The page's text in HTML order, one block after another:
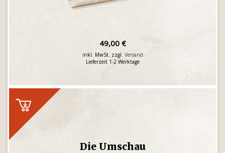
49,00 €
inkl. MwSt. zzgl. Versand
Lieferzeit 1-2 Werktage
Die Umschau